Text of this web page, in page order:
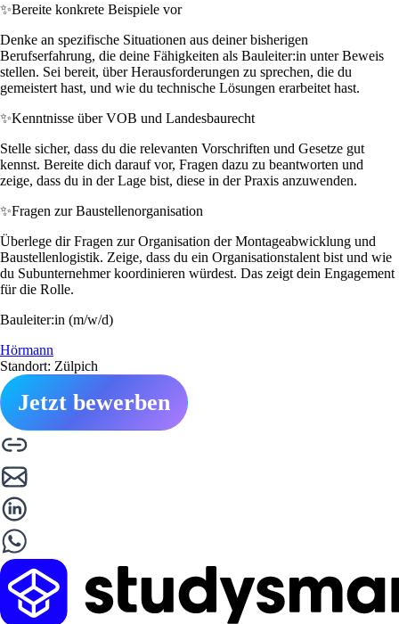
✨Bereite konkrete Beispiele vor
Denke an spezifische Situationen aus deiner bisherigen
Berufserfahrung, die deine Fähigkeiten als Bauleiter:in unter Beweis
stellen. Sei bereit, über Herausforderungen zu sprechen, die du
gemeistert hast, und wie du technische Lösungen erarbeitet hast.
✨Kenntnisse über VOB und Landesbaurecht
Stelle sicher, dass du die relevanten Vorschriften und Gesetze gut
kennst. Bereite dich darauf vor, Fragen dazu zu beantworten und
zeige, dass du in der Lage bist, diese in der Praxis anzuwenden.
✨Fragen zur Baustellenorganisation
Überlege dir Fragen zur Organisation der Montageabwicklung und
Baustellenlogistik. Zeige, dass du ein Organisationstalent bist und wie
du Subunternehmer koordinieren würdest. Das zeigt dein Engagement
für die Rolle.
Bauleiter:in (m/w/d)
Hörmann
Standort: Zülpich
Jetzt bewerben